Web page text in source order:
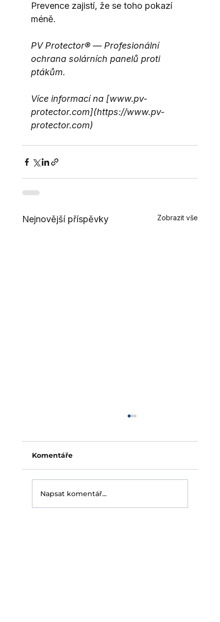
Prevence zajistí, že se toho pokazí
méně.
PV Protector® — Profesionální
ochrana solárních panelů proti
ptákům.
Více informací na [www.pv-
protector.com](https://www.pv-
protector.com)
Nejnovější příspěvky Zobrazit vše
Pojištění fotovoltaické elektrárny je dnes pro
přichází až s pojistnou událostí: zaplatí
pojišťovna skutečně? Právě tehdy se ukáže
Komentáře
Napsat komentář...